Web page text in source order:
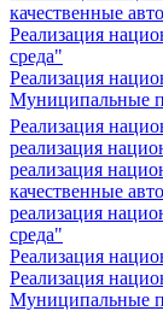
качественные
Реализация
среда"
Реализация
Муниципальные
Реализация
реализация
реализация
качественные
реализация
среда"
Реализация
Реализация
Муниципальные